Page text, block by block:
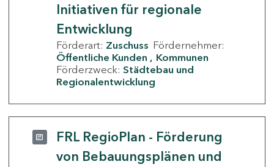
Initiativen für regionale
Entwicklung
Förderart: Zuschuss Fördernehmer:
Öffentliche Kunden
Kommunen
Förderzweck: Städtebau und
Regionalentwicklung
FRL RegioPlan - Förderung
von Bebauungsplänen und